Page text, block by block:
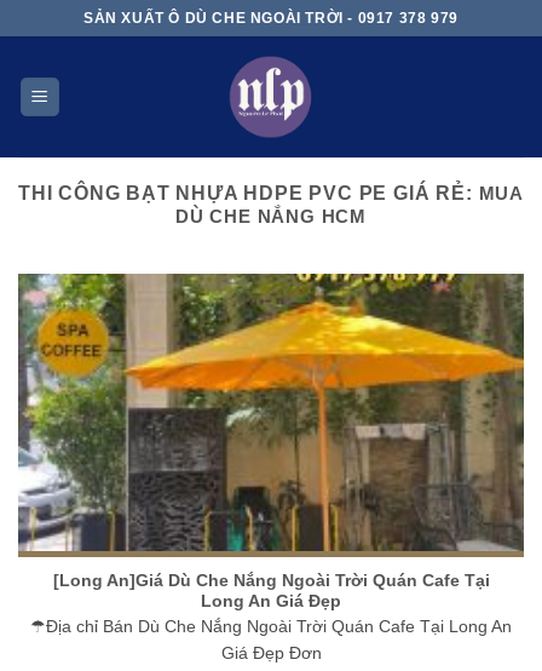
content
SẢN XUẤT Ô DÙ CHE NGOÀI TRỜI - 0917 378 979
THI CÔNG BẠT NHỰA HDPE PVC PE GIÁ RẺ: MUA
DÙ CHE NẮNG HCM
[Long An]Giá Dù Che Nắng Ngoài Trời Quán Cafe Tại
Long An Giá Đẹp
☂Địa chỉ Bán Dù Che Nắng Ngoài Trời Quán Cafe Tại Long An
Giá Đẹp Đơn